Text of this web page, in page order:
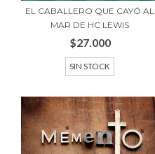
EL CABALLERO QUE CAYÓ AL
MAR DE HC LEWIS
$27.000
SIN STOCK